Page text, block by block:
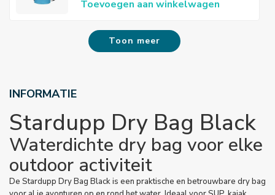
Toevoegen aan winkelwagen
Toon meer
INFORMATIE
Stardupp Dry Bag Black
Waterdichte dry bag voor elke
outdoor activiteit
De Stardupp Dry Bag Black is een praktische en betrouwbare dry bag